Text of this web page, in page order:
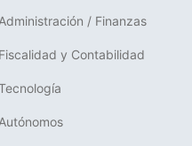
Administración / Finanzas
Fiscalidad y Contabilidad
Autónomos